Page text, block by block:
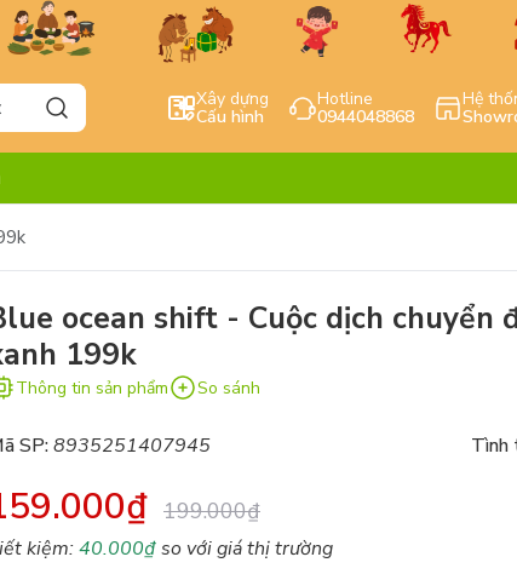
Xây dựng
Cấu hình
Hotline
0944048868
Hệ
ocean shift - Cuộc dịch chuyển
199k
Thông tin sản phẩm So sánh
SP:8935251407945 Tình
199.000₫
kiệm:40.000₫so với giá thị trường